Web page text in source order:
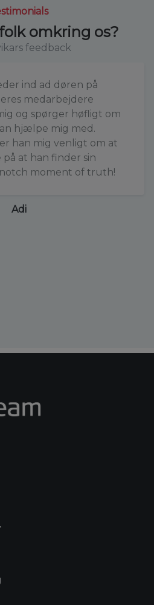
omkring os?
feedback
ind ad døren på
medarbejdere
og spørger høfligt om
hjælpe mig med.
han mig venligt om at
at han finder sin
notch moment of truth!
Adi